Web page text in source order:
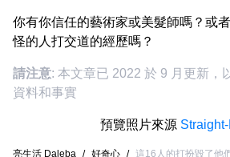
你有你信任的藝術家或美髮師嗎？或
怪的人打交道的經歷嗎？
請注意: 本文章已 2022 於 9 月更新，
資料和事實
預覽照片來源
亮生活 Daleba / 好奇心 / 這16人的打扮毀了他